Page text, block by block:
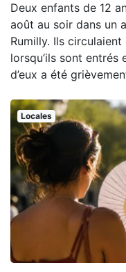
Deux enfants de 12
août au soir dans un
Rumilly. Ils
lorsqu’ils sont entrés
d’eux a été
Locales